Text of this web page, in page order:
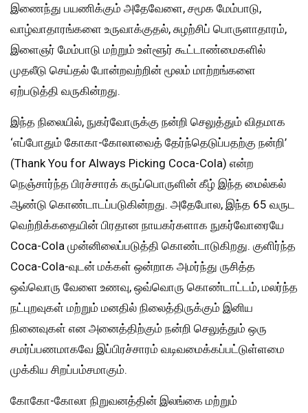
இணைந்து பயணிக்கும் அதேவேளை, சமூக மேம்பாடு,
வாழ்வாதாரங்களை உருவாக்குதல், சுழற்சிப் பொருளாதாரம்,
இளைஞர் மேம்பாடு மற்றும் உள்ளூர் கூட்டாண்மைகளில்
முதலீடு செய்தல் போன்றவற்றின் மூலம் மாற்றங்களை
ஏற்படுத்தி வருகின்றது.
இந்த நிலையில், நுகர்வோருக்கு நன்றி செலுத்தும் விதமாக
‘எப்போதும் கோகா-கோலாவைத் தேர்ந்தெடுப்பதற்கு நன்றி’
(Thank You for Always Picking Coca-Cola) என்ற
நெஞ்சார்ந்த பிரச்சாரக் கருப்பொருளின் கீழ் இந்த மைல்கல்
ஆண்டு கொண்டாடப்படுகின்றது. அதேபோல, இந்த 65 வருட
வெற்றிக்கதையின் பிரதான நாயகர்களாக நுகர்வோரையே
Coca-Cola முன்னிலைப்படுத்தி கொண்டாடுகிறது. குளிர்ந்த
Coca-Cola-வுடன் மக்கள் ஒன்றாக அமர்ந்து ருசித்த
ஒவ்வொரு வேளை உணவு, ஒவ்வொரு கொண்டாட்டம், மலர்ந்த
நட்புறவுகள் மற்றும் மனதில் நிலைத்திருக்கும் இனிய
நினைவுகள் என அனைத்திற்கும் நன்றி செலுத்தும் ஒரு
சமர்ப்பணமாகவே இப்பிரச்சாரம் வடிவமைக்கப்பட்டுள்ளமை
முக்கிய சிறப்பம்சமாகும்.
கோகோ-கோலா நிறுவனத்தின் இலங்கை மற்றும்